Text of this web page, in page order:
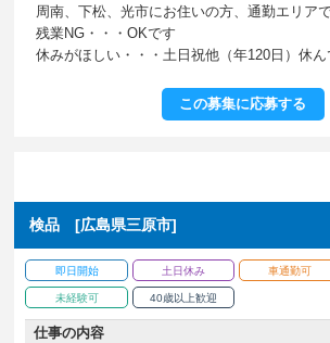
周南、下松、光市にお住いの方、通勤エリア
残業NG・・・OKです
休みがほしい・・・土日祝他（年120日）休
この募集に応募する
検品 [広島県三原市]
即日開始 土日休み 車通勤可
未経験可 40歳以上歓迎
仕事の内容